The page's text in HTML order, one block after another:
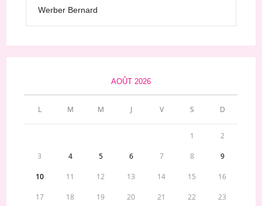
Werber Bernard
AOÛT 2026
L M M J V S D
1 2
3 4 5 6 7 8 9
10 11 12 13 14 15 16
17 18 19 20 21 22 23